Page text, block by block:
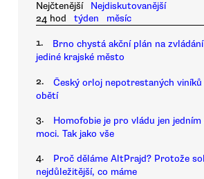
Nejčtenější
Nejdiskutovanější
24 hod
týden měsíc
1.
Brno chystá akční plán na
jediné krajské město
2.
Český orloj nepotrestaných
obětí
3.
Homofobie je pro vládu jen
moci. Tak jako vše
4.
Proč děláme AltPrajd? Protože
nejdůležitější, co máme